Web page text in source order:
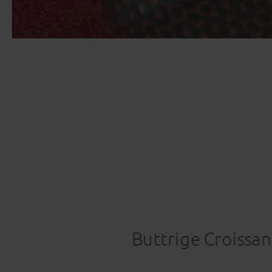
Buttrige